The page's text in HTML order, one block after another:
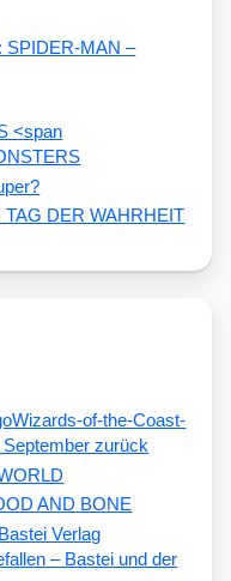
SPIDER-MAN –
<span
DER WAHRHEIT
Wizards-of-the-Coast-
zurück
AND BONE
– Bastei und der